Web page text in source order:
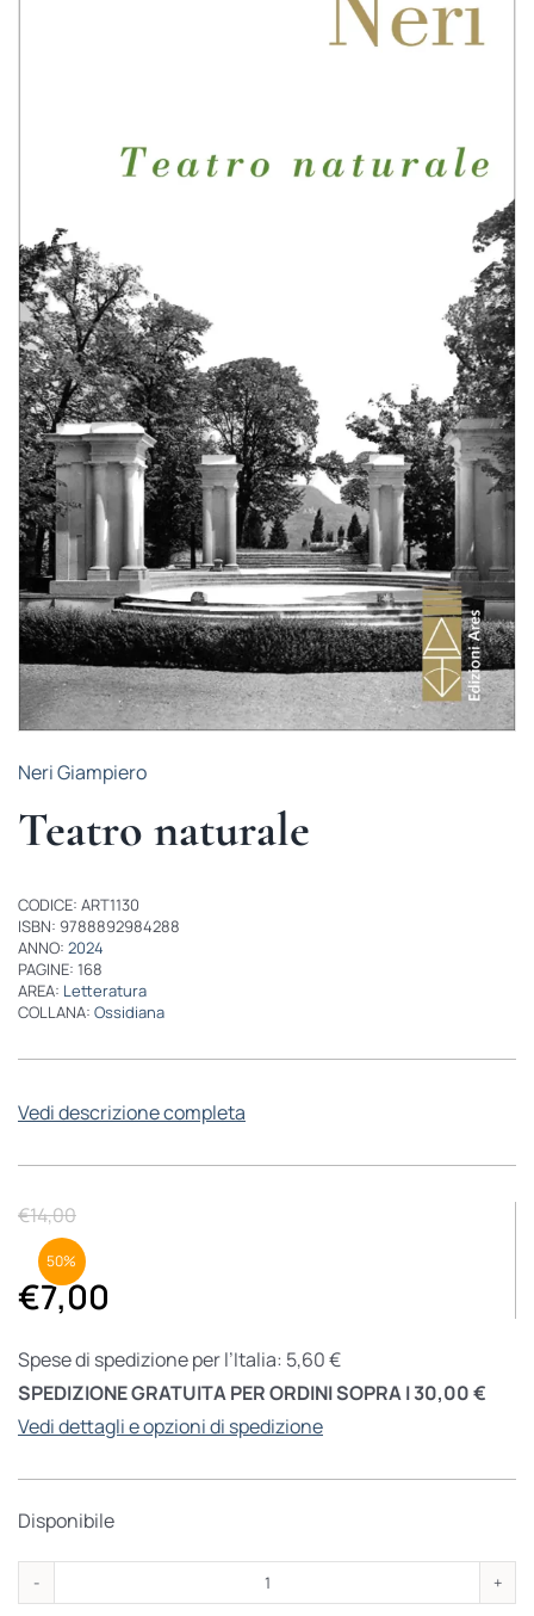
Neri Giampiero
Teatro naturale
CODICE: ART1130
ISBN: 9788892984288
ANNO: 2024
PAGINE: 168
AREA: Letteratura
COLLANA: Ossidiana
Vedi descrizione completa
€14,00
€7,00
50%
Spese di spedizione per l’Italia: 5,60 €
SPEDIZIONE GRATUITA PER ORDINI SOPRA I 30,00 €
Vedi dettagli e opzioni di spedizione
Disponibile
Teatro